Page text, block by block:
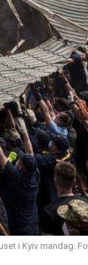
i Kyiv mandag.